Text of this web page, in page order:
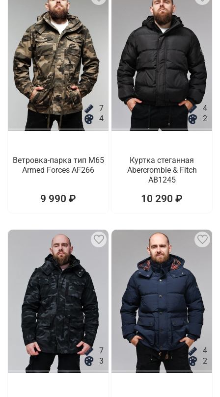
7
4
Ветровка-парка тип M65
Armed Forces AF266
9 990 ₽
4
2
Куртка стеганная
Abercrombie & Fitch
AB1245
10 290 ₽
7
3
4
2